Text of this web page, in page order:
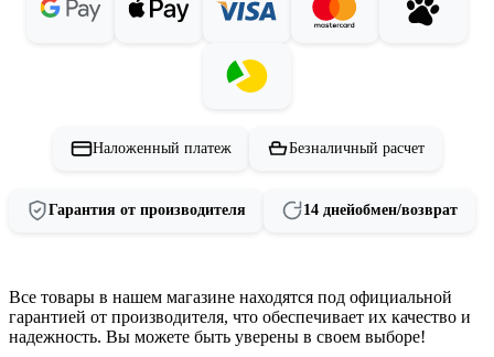
Наложенный платеж Безналичный расчет
Гарантия от производителя 14 днейобмен/возврат
Все товары в нашем магазине находятся под официальной
гарантией от производителя, что обеспечивает их качество и
надежность. Вы можете быть уверены в своем выборе!